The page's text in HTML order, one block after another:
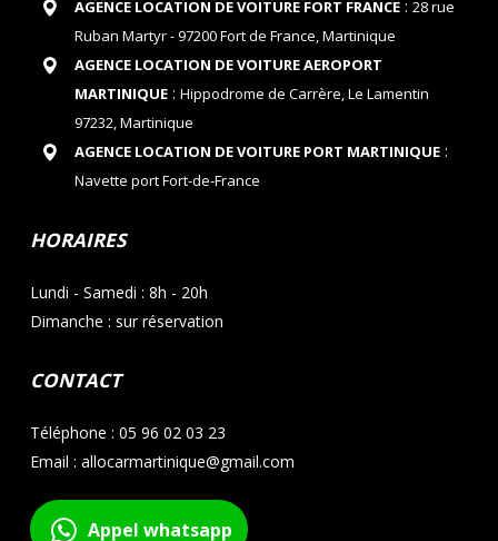
AGENCE LOCATION DE VOITURE FORT FRANCE: 28 rue
Ruban Martyr - 97200 Fort de France, Martinique
AGENCE LOCATION DE VOITURE AEROPORT
MARTINIQUE: Hippodrome de Carrère, Le Lamentin
97232, Martinique
AGENCE LOCATION DE VOITURE PORT MARTINIQUE:
Navette port Fort-de-France
HORAIRES
Lundi - Samedi : 8h - 20h
Dimanche : sur réservation
CONTACT
Téléphone : 05 96 02 03 23
Email : allocarmartinique@gmail.com
Appel whatsapp